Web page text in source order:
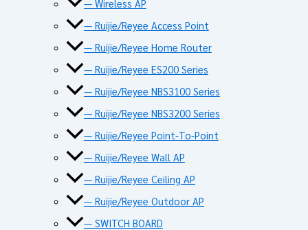
— Wireless AP
— Ruijie/Reyee Access Point
— Ruijie/Reyee Home Router
— Ruijie/Reyee ES200 Series
— Ruijie/Reyee NBS3100 Series
— Ruijie/Reyee NBS3200 Series
— Ruijie/Reyee Point-To-Point
— Ruijie/Reyee Wall AP
— Ruijie/Reyee Ceiling AP
— Ruijie/Reyee Outdoor AP
— SWITCH BOARD